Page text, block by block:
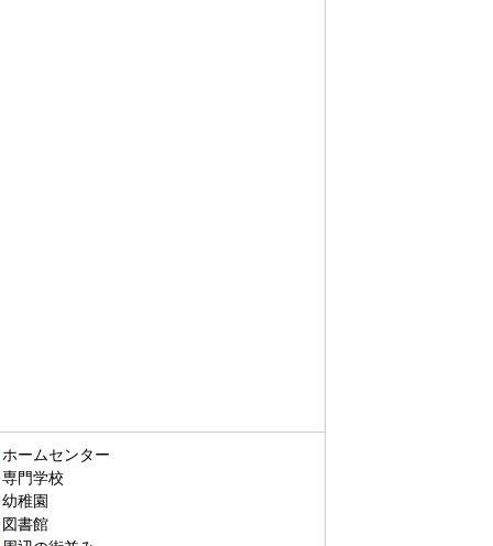
ホームセンター
専門学校
幼稚園
図書館